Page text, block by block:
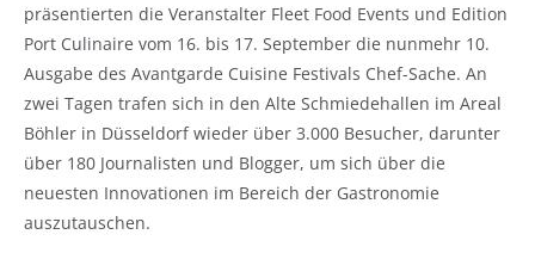
präsentierten die Veranstalter Fleet Food Events und Edition
Port Culinaire vom 16. bis 17. September die nunmehr 10.
Ausgabe des Avant­garde Cuisine Festivals Chef-Sache. An
zwei Tagen trafen sich in den Alte Schmiedehallen im Areal
Böhler in Düsseldorf wieder über 3.000 Besucher, darunter
über 180 Journalisten und Blogger, um sich über die
neuesten Innovationen im Bereich der Gastronomie
auszutauschen.